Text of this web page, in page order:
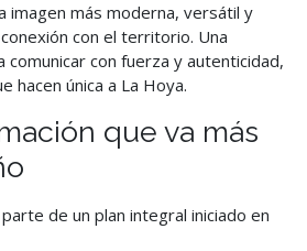
imagen más moderna, versátil y
con el territorio. Una
comunicar con fuerza y autenticidad,
hacen única a La Hoya.
que va más
de un plan integral iniciado en